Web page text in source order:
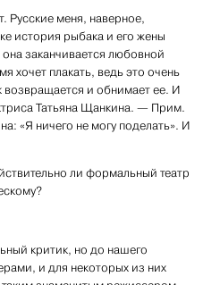
Русские меня, наверное,
история рыбака и его жены
заканчивается любовной
хочет плакать, ведь это очень
возвращается и обнимает ее. И
Татьяна Щанкина. — Прим.
«Я ничего не могу поделать». И
ли формальный театр
критик, но до нашего
и для некоторых из них